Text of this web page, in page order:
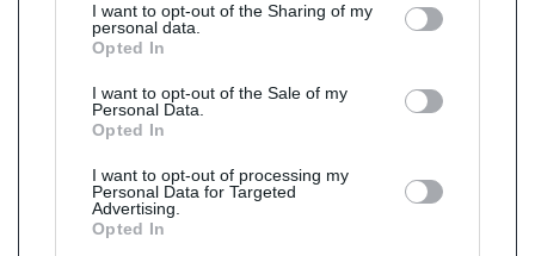
I want to opt-out of the Sharing of my
personal data.
Opted In
I want to opt-out of the Sale of my
Personal Data.
Opted In
I want to opt-out of processing my
Personal Data for Targeted
Advertising.
Opted In